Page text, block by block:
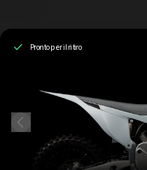
Pronto per il ritiro